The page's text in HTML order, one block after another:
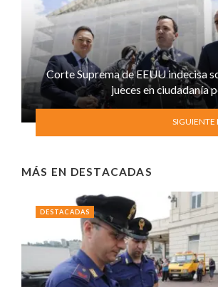
Corte Suprema de EEUU indecisa
jueces en ciudadanía
SIGUIENTE
MÁS EN DESTACADAS
DESTACADAS